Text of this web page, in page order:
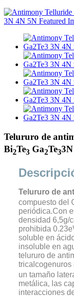
Telururo de
Bi2Te3 Ga2Te3
Telururo de
compuesto del
periódica.Con
densidad 6,5g/
prohibida
soluble en
insoluble en
telururo de
tricalcogenuros
un tamaño
metálica, las
interacciones